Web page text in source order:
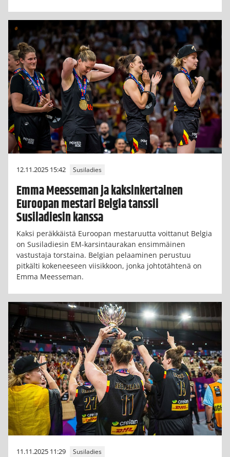
12.11.2025 15:42 Susiladies
Emma Meesseman ja kaksinkertainen
Euroopan mestari Belgia tanssii
Susiladiesin kanssa
Kaksi peräkkäistä Euroopan mestaruutta voittanut Belgia
on Susiladiesin EM-karsintaurakan ensimmäinen
vastustaja torstaina. Belgian pelaaminen perustuu
pitkälti kokeneeseen viisikkoon, jonka johtotähtenä on
Emma Meesseman.
11.11.2025 11:29 Susiladies